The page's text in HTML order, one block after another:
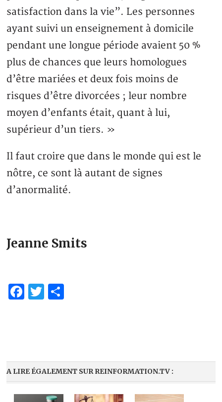
satisfaction dans la vie”. Les personnes
ayant suivi un enseignement à domicile
pendant une longue période avaient 50 %
plus de chances que leurs homologues
d’être mariées et deux fois moins de
risques d’être divorcées ; leur nombre
moyen d’enfants était, quant à lui,
supérieur d’un tiers. »
Il faut croire que dans le monde qui est le
nôtre, ce sont là autant de signes
d’anormalité.
Jeanne Smits
Facebook
Twitter
A LIRE ÉGALEMENT SUR REINFORMATION.TV :